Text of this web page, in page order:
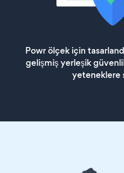
Powr ölçek için
gelişmiş yerleşik
yeteneklere